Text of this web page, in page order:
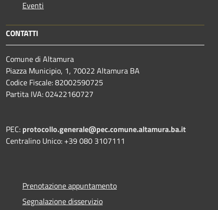
Eventi
CONTATTI
Comune di Altamura
Piazza Municipio, 1, 70022 Altamura BA
Codice Fiscale: 82002590725
Partita IVA: 02422160727
PEC: protocollo.generale@pec.comune.altamura.ba.it
Centralino Unico: +39 080 3107111
Prenotazione appuntamento
Segnalazione disservizio